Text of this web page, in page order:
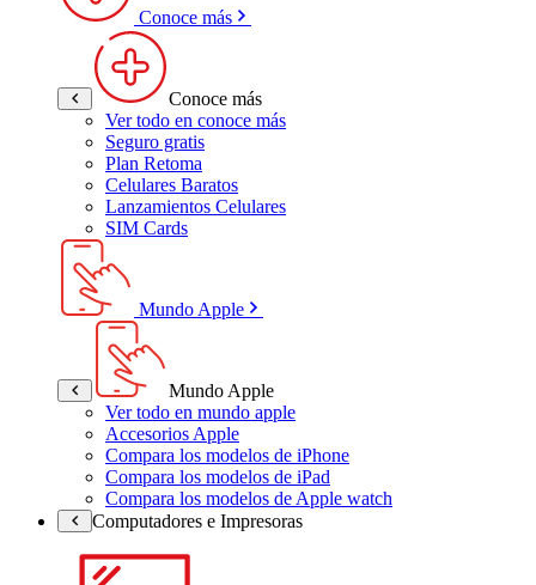
Conoce más
Conoce más
Ver todo en conoce más
Seguro gratis
Plan Retoma
Celulares Baratos
Lanzamientos Celulares
SIM Cards
Mundo Apple
Mundo Apple
Ver todo en mundo apple
Accesorios Apple
Compara los modelos de iPhone
Compara los modelos de iPad
Compara los modelos de Apple watch
Computadores e Impresoras